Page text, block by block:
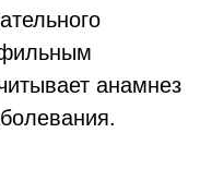
анамнез